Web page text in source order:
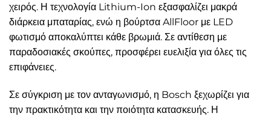
χειρός. Η τεχνολογία Lithium-Ion εξασφαλίζει μακρά
διάρκεια μπαταρίας, ενώ η βούρτσα AllFloor με LED
φωτισμό αποκαλύπτει κάθε βρωμιά. Σε αντίθεση με
παραδοσιακές σκούπες, προσφέρει ευελιξία για όλες τις
επιφάνειες.
Σε σύγκριση με τον ανταγωνισμό, η Bosch ξεχωρίζει για
την πρακτικότητα και την ποιότητα κατασκευής. Η